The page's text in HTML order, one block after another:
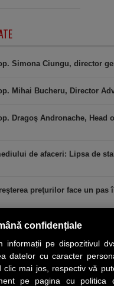
Simona Ciungu, director
Mihai Bucheru, Director
Dragoş Andronache, Head
de afaceri: Lipsa de
preţurilor face un pas
COVER STORY
confidențiale
pe dispozitivul
datelor cu caracter
clic mai jos, respectiv vă
pe pagina cu politica